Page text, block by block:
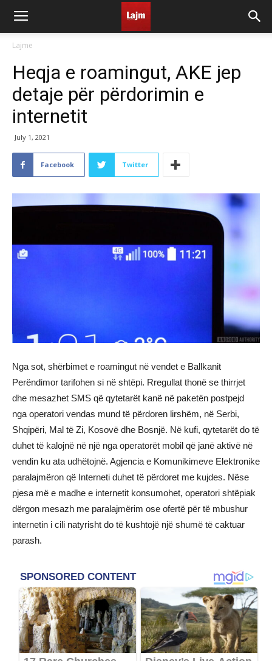
Lajme
Heqja e roamingut, AKE jep
detaje për përdorimin e
internetit
July 1, 2021
Facebook Twitter
Nga sot, shërbimet e roamingut në vendet e Ballkanit
Perëndimor tarifohen si në shtëpi. Rregullat thonë se thirrjet
dhe mesazhet SMS që qytetarët kanë në paketën postpejd
nga operatori vendas mund të përdoren lirshëm, në Serbi,
Shqipëri, Mal të Zi, Kosovë dhe Bosnjë. Në kufi, qytetarët do të
duhet të kalojnë në një nga operatorët mobil që janë aktivë në
vendin ku ata udhëtojnë. Agjencia e Komunikimeve Elektronike
paralajmëron që Interneti duhet të përdoret me kujdes. Nëse
pjesa më e madhe e internetit konsumohet, operatori shtëpiak
dërgon mesazh me paralajmërim ose ofertë për të mbushur
internetin i cili natyrisht do të kushtojë një shumë të caktuar
parash.